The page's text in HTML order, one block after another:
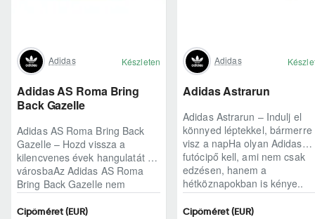
Adidas Készleten
Adidas AS Roma Bring
Back Gazelle
Adidas AS Roma Bring Back
Gazelle – Hozd vissza a
kilencvenes évek hangulatát a
városbaAz Adidas AS Roma
Bring Back Gazelle nem
egyszerű sneaker, hane..
Cipőméret (EUR)
Adidas
Adidas Astrarun
Adidas Astrarun – Indulj el
könnyed léptekkel, bármerre
visz a napHa olyan Adidas
futócipő kell, ami nem csak
edzésen, hanem a
hétköznapokban is kénye..
Cipőméret (EUR)